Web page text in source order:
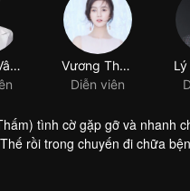
Trương Vân Long
Vương Thụy Tử
Diễn viên
tình cờ gặp gỡ và nhanh
rồi trong chuyến đi chữa
công việc tới mức kiệt sức
Tưởng Phồn Lục vì thế tức